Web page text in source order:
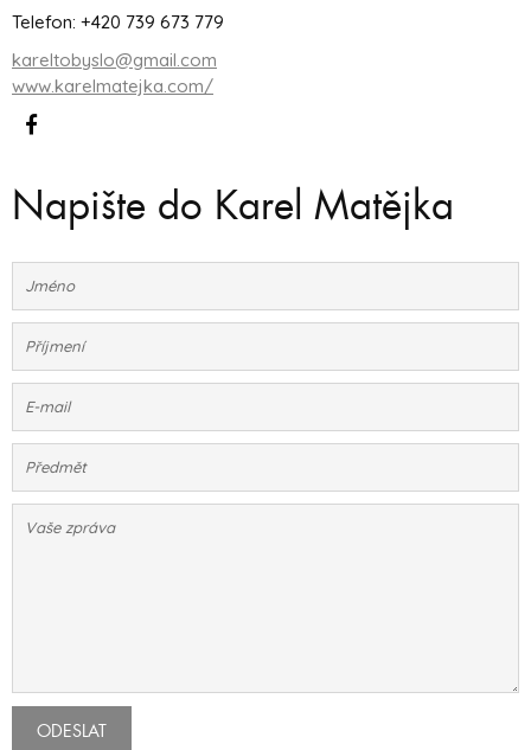
Telefon: +420 739 673 779
kareltobyslo@gmail.com
www.karelmatejka.com/
Napište do Karel Matějka
ODESLAT